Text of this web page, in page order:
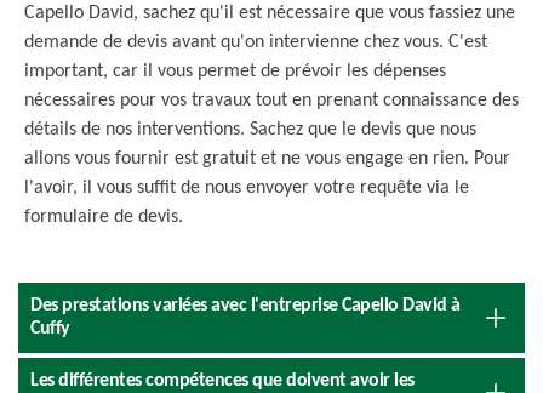
Capello David, sachez qu'il est nécessaire que vous fassiez une
demande de devis avant qu'on intervienne chez vous. C'est
important, car il vous permet de prévoir les dépenses
nécessaires pour vos travaux tout en prenant connaissance des
détails de nos interventions. Sachez que le devis que nous
allons vous fournir est gratuit et ne vous engage en rien. Pour
l'avoir, il vous suffit de nous envoyer votre requête via le
formulaire de devis.
Des prestations variées avec l'entreprise Capello David à
Cuffy
Les différentes compétences que doivent avoir les